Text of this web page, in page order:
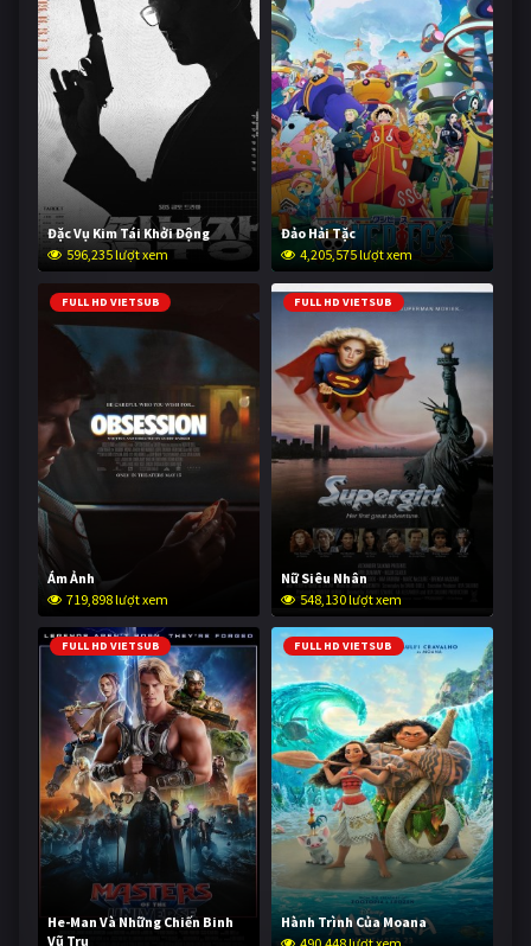
Đặc Vụ Kim Tái Khởi Động
596,235 lượt xem
Đảo Hải Tặc
4,205,575 lượt xem
FULL HD VIETSUB
Ám Ảnh
719,898 lượt xem
FULL HD VIETSUB
Nữ Siêu Nhân
548,130 lượt xem
FULL HD VIETSUB
He-Man Và Những Chiến Binh
Vũ Trụ
FULL HD VIETSUB
Hành Trình Của Moana